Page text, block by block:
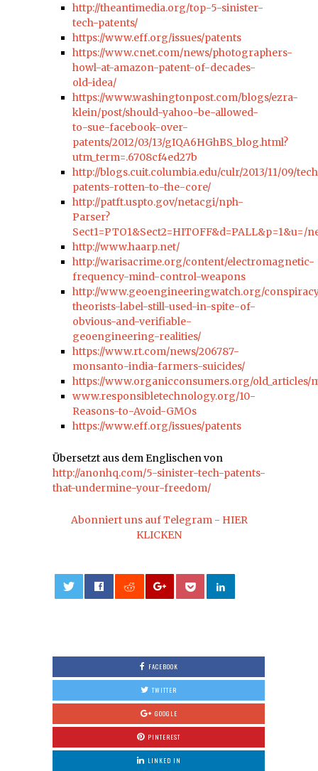
http://theantimedia.org/top-5-sinister-
tech-patents/
https://www.eff.org/issues/patents
https://www.cnet.com/news/photographers-
howl-at-amazon-patent-of-decades-
old-idea/
https://www.washingtonpost.com/blogs/ezra-
klein/post/should-yahoo-be-allowed-
to-sue-facebook-over-
patents/2012/03/13/gIQA6HGhBS_blog.html?
utm_term=.6708cf4ed27b
http://blogs.cuit.columbia.edu/culr/2013/11/09/
patents-rotten-to-the-core/
http://patft.uspto.gov/netacgi/nph-
Parser?
http://www.haarp.net/
http://warisacrime.org/content/electromagnetic-
frequency-mind-control-weapons
http://www.geoengineeringwatch.org/
theorists-label-still-used-in-spite-of-
obvious-and-verifiable-
geoengineering-realities/
https://www.rt.com/news/206787-
monsanto-india-farmers-suicides/
https://www.organicconsumers.org/old_articles/
www.responsibletechnology.org/10-
Reasons-to-Avoid-GMOs
https://www.eff.org/issues/patents
Übersetzt aus dem Englischen von
http://anonhq.com/5-sinister-tech-patents-
that-undermine-your-freedom/
Abonniert uns auf Telegram - HIER
KLICKEN
FACEBOOK
TWITTER
GOOGLE
PINTEREST
LINKED IN